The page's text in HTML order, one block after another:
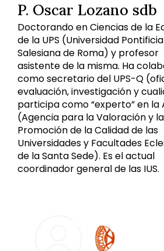
P. Oscar Lozano sdb
Doctorando en Ciencias de la
de la UPS (Universidad Pontificia
Salesiana de Roma) y profesor
asistente de la misma. Ha
como secretario del UPS-Q
evaluación, investigación y
participa como “experto” en la
(Agencia para la Valoración y la
Promoción de la Calidad de las
Universidades y Facultades
de la Santa Sede). Es el actual
coordinador general de las IUS.